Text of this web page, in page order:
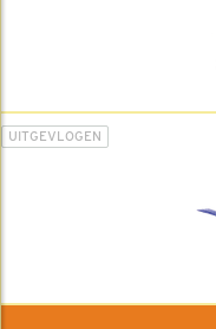
UITGEVLOGEN